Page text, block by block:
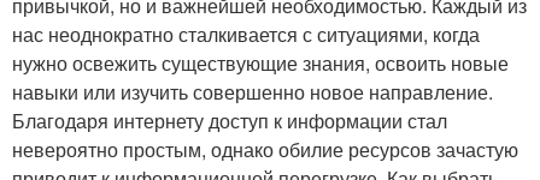
нас неоднократно сталкивается с ситуациями, когда
нужно освежить существующие знания, освоить новые
навыки или изучить совершенно новое направление.
Благодаря интернету доступ к информации стал
невероятно простым, однако обилие ресурсов зачастую